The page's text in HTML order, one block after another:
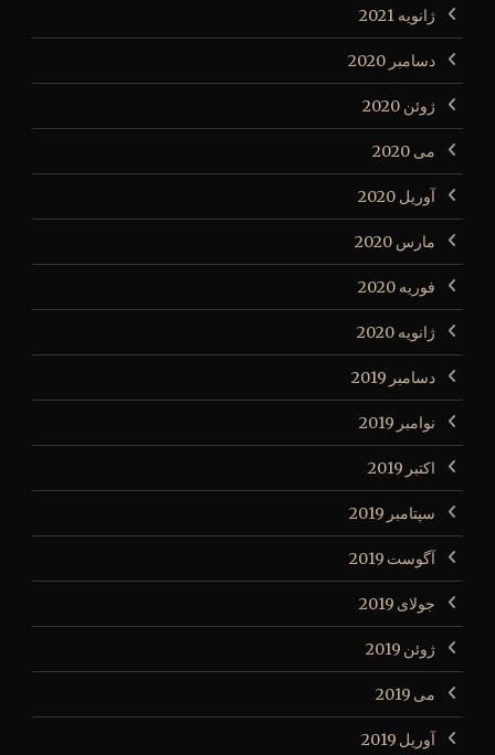
ژانویه 2021
دسامبر 2020
ژوئن 2020
می 2020
آوریل 2020
مارس 2020
فوریه 2020
ژانویه 2020
دسامبر 2019
نوامبر 2019
اکتبر 2019
سپتامبر 2019
آگوست 2019
جولای 2019
ژوئن 2019
می 2019
آوریل 2019